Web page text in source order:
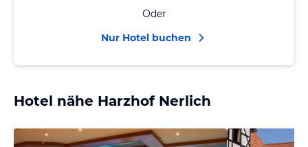
Oder
Nur Hotel buchen
Hotel nähe Harzhof Nerlich